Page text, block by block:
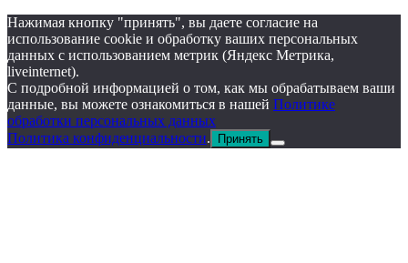
Нажимая кнопку "принять", вы даете согласие на
использование cookie и обработку ваших персональных
данных с использованием метрик (Яндекс Метрика,
liveinternet).
С подробной информацией о том, как мы обрабатываем ваши
данные, вы можете ознакомиться в нашей Политике
обработки персональных данных
Политика конфиденциальности. Принять